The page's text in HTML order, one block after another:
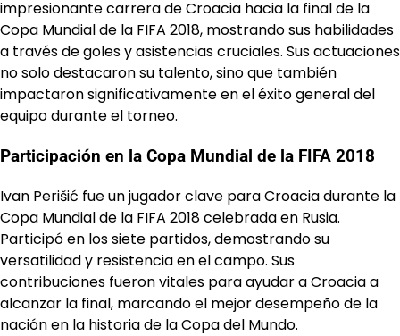
impresionante carrera de Croacia hacia la final de la
Copa Mundial de la FIFA 2018, mostrando sus habilidades
a través de goles y asistencias cruciales. Sus actuaciones
no solo destacaron su talento, sino que también
impactaron significativamente en el éxito general del
equipo durante el torneo.
Participación en la Copa Mundial de la FIFA 2018
Ivan Perišić fue un jugador clave para Croacia durante la
Copa Mundial de la FIFA 2018 celebrada en Rusia.
Participó en los siete partidos, demostrando su
versatilidad y resistencia en el campo. Sus
contribuciones fueron vitales para ayudar a Croacia a
alcanzar la final, marcando el mejor desempeño de la
nación en la historia de la Copa del Mundo.